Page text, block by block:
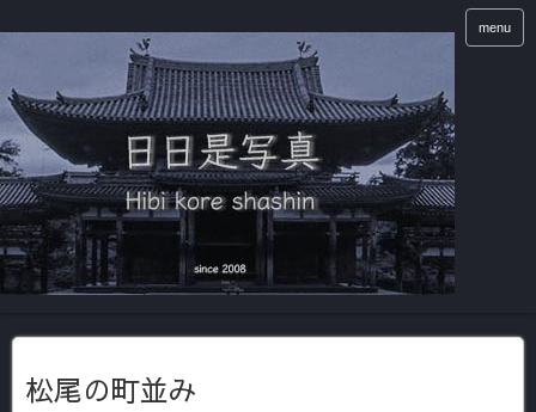
menu
松尾の町並み